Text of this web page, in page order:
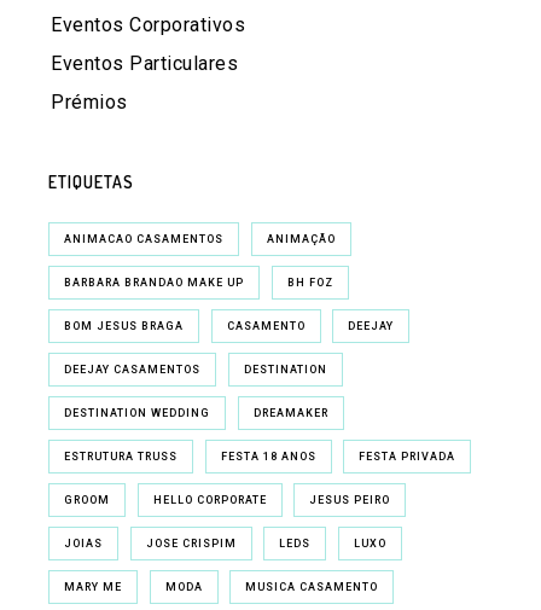
Eventos Corporativos
Eventos Particulares
Prémios
ETIQUETAS
ANIMACAO CASAMENTOS ANIMAÇÃO
BARBARA BRANDAO MAKE UP BH FOZ
BOM JESUS BRAGA CASAMENTO DEEJAY
DEEJAY CASAMENTOS DESTINATION
DESTINATION WEDDING DREAMAKER
ESTRUTURA TRUSS FESTA 18 ANOS FESTA PRIVADA
GROOM HELLO CORPORATE JESUS PEIRO
JOIAS JOSE CRISPIM LEDS LUXO
MARY ME MODA MUSICA CASAMENTO